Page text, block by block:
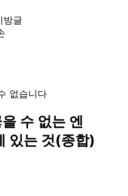
방글
없습니다
수 없는 엔
있는 것(종합)